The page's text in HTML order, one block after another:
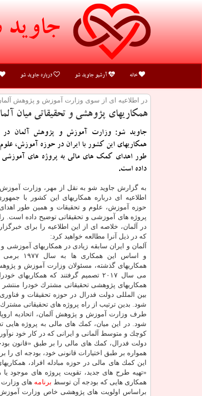
خانه آرشیو جاوید شو درباره جاوید شو
در اطلاعیه ای از سوی وزارت آموزش و پژوهش
همكاریهای پژوهشی و تحقیقاتی میان
جاوید شو: وزارت آموزش و پژوهش آلمان در
همكاریهای این كشور با ایران در حوزه آموزش،
طور اهدای كمك های مالی به پروژه های آموزشی
داده است.
به گزارش جاوید شو به نقل از مهر، وزارت
اطلاعیه ای درباره همكاریهای این كشور با
حوزه آموزش، علوم و تحقیقات و همین طور
پروژه های آموزشی و تحقیقاتی توضیح داده است.
در آلمان، خلاصه ای از این اطلاعیه را برای
كه در ذیل آنرا مطالعه خواهید كرد:
آلمان و ایران سابقه زیادی در همكاریهای آموزشی و
و اساس این
می سال ۲۰۱۷ تصمیم گرفتند كه
همكاریهای پژوهشی تحقیقاتی مشترك خودرا منتشر
بین المللی دولت فدرال در حوزه تحقیقات و
شود. بدین ترتیب از راه پروژه های تحقیقاتی
طرف وزارت آموزش و پژوهش آلمان، اتحادیه اروپا
شود. در این میان، كمك های مالی به پروژه
كوچك و متوسط آلمانی و ایرانی كه در كار خود
دولت فدرال، كمك های مالی را بر طبق «قانون
همواره بر طبق اختیارات قانونی خود، بودجه ای
این كمك های مالی در حوزه مبادله افراد،
«تهیه طرح های جدید، تقویت پروژه های موجود یا
همكاری هایی كه بودجه آن توسط برنامه های وزارت
براساس اولویت های پژوهشی خاص وزارت آموزش